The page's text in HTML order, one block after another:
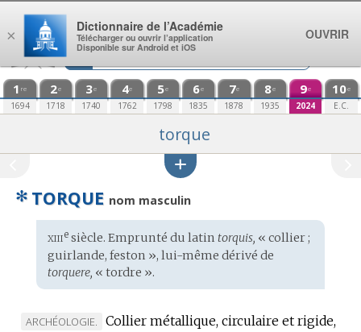
Aller au contenu
1 re
1694
2e
1718
3e
1740
4e
1762
5e
1798
6e
1835
7e
1878
8e
1935
9e
2024
10e
E.C.
torque
✻ TORQUE nom masculin
Étymologie
:
xiiiesiècle. Emprunté du latin torquis, « collier ;
guirlande, feston », lui-même dérivé de
torquere, « tordre ».
MARQUE
ARCHÉOLOGIE.
Collier métallique, circulaire et rigide,
×
Dictionnaire de l’Académie
Télécharger ou ouvrir l’application
Disponible sur Android et iOS
OUVRIR